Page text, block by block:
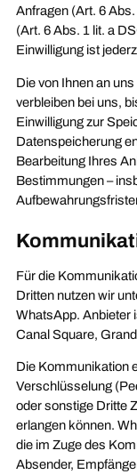
Anfragen (Art. 6
(Art. 6 Abs. 1 lit. a
Einwilligung ist
Die von Ihnen an
verbleiben bei uns,
Einwilligung zur
Datenspeicherung
Bearbeitung Ihres
Bestimmungen –
Für die
Dritten nutzen wir
WhatsApp. Anbieter
Canal Square,
Die Kommunikation
Verschlüsselung
oder sonstige Dritte
erlangen können.
die im Zuge des
Absender,